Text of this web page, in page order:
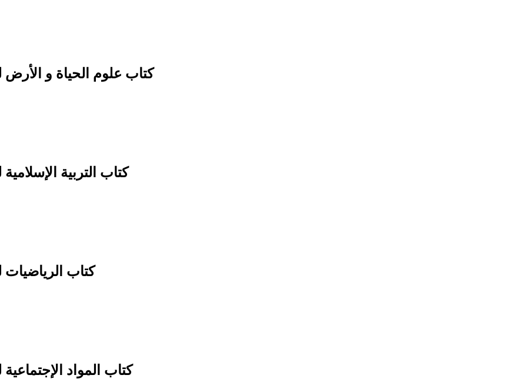
كتاب علوم الحياة و الأرض
كتاب التربية
كتاب الرياضيات
كتاب المواد